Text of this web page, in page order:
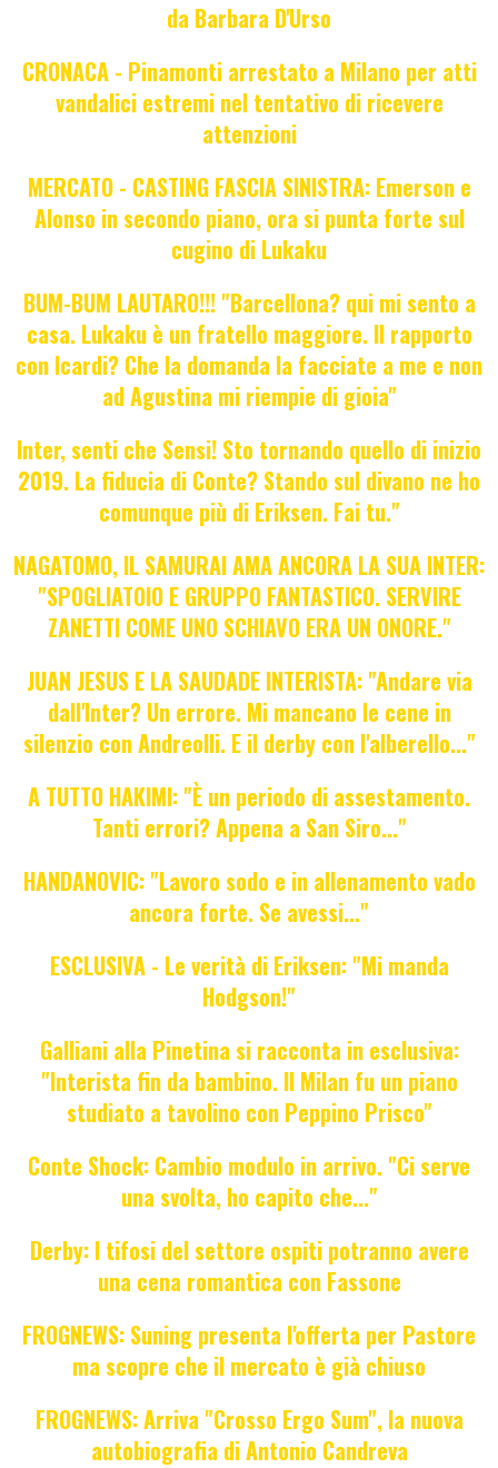
da Barbara D'Urso
CRONACA - Pinamonti arrestato a Milano per atti
vandalici estremi nel tentativo di ricevere
attenzioni
MERCATO - CASTING FASCIA SINISTRA: Emerson e
Alonso in secondo piano, ora si punta forte sul
cugino di Lukaku
BUM-BUM LAUTARO!!! "Barcellona? qui mi sento a
casa. Lukaku è un fratello maggiore. Il rapporto
con Icardi? Che la domanda la facciate a me e non
ad Agustina mi riempie di gioia"
Inter, senti che Sensi! Sto tornando quello di inizio
2019. La fiducia di Conte? Stando sul divano ne ho
comunque più di Eriksen. Fai tu."
NAGATOMO, IL SAMURAI AMA ANCORA LA SUA INTER:
"SPOGLIATOIO E GRUPPO FANTASTICO. SERVIRE
ZANETTI COME UNO SCHIAVO ERA UN ONORE."
JUAN JESUS E LA SAUDADE INTERISTA: "Andare via
dall'Inter? Un errore. Mi mancano le cene in
silenzio con Andreolli. E il derby con l'alberello..."
A TUTTO HAKIMI: "È un periodo di assestamento.
Tanti errori? Appena a San Siro..."
HANDANOVIC: "Lavoro sodo e in allenamento vado
ancora forte. Se avessi..."
ESCLUSIVA - Le verità di Eriksen: "Mi manda
Hodgson!"
Galliani alla Pinetina si racconta in esclusiva:
"Interista fin da bambino. Il Milan fu un piano
studiato a tavolino con Peppino Prisco"
Conte Shock: Cambio modulo in arrivo. "Ci serve
una svolta, ho capito che..."
Derby: I tifosi del settore ospiti potranno avere
una cena romantica con Fassone
FROGNEWS: Suning presenta l'offerta per Pastore
ma scopre che il mercato è già chiuso
FROGNEWS: Arriva "Crosso Ergo Sum", la nuova
autobiografia di Antonio Candreva